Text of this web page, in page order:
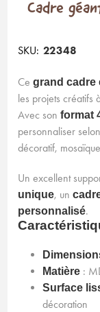
Cadre
SKU: 22348
Cegrand cadre
les projets créatifs
Avec sonformat
personnaliser
décoratif,
Un excellent
unique, un
personnalisé.
Matière :
Surface
décoration